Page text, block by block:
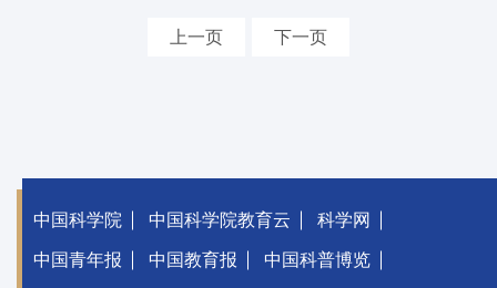
上一页 下一页
中国科学院 中国科学院教育云 科学网
中国青年报 中国教育报 中国科普博览